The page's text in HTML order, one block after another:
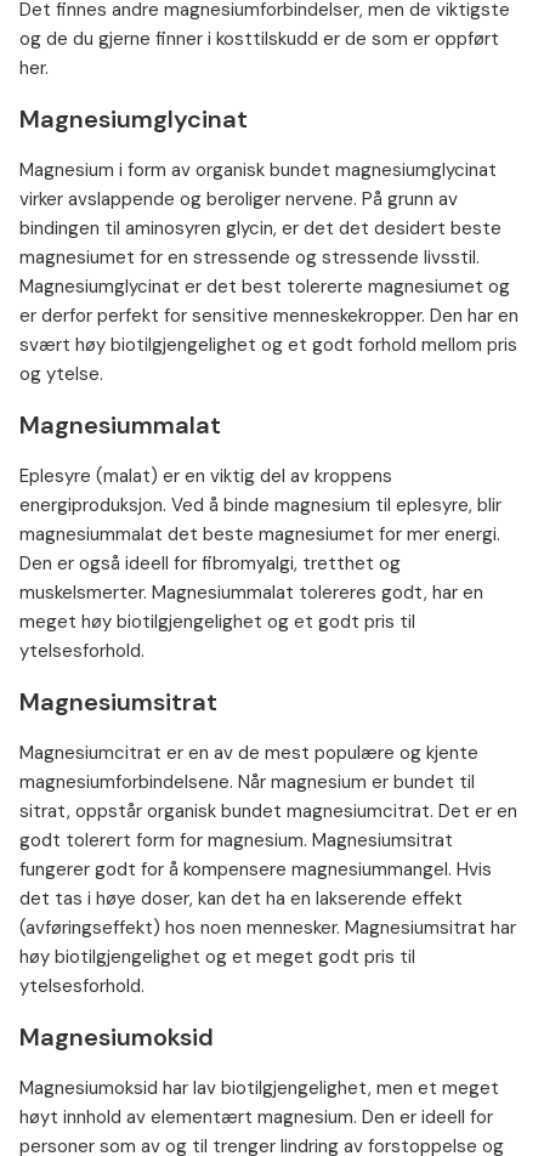
Det finnes andre magnesiumforbindelser, men de viktigste
og de du gjerne finner i kosttilskudd er de som er oppført
her.
Magnesiumglycinat
Magnesium i form av organisk bundet magnesiumglycinat
virker avslappende og beroliger nervene. På grunn av
bindingen til aminosyren glycin, er det det desidert beste
magnesiumet for en stressende og stressende livsstil.
Magnesiumglycinat er det best tolererte magnesiumet og
er derfor perfekt for sensitive menneskekropper. Den har en
svært høy biotilgjengelighet og et godt forhold mellom pris
og ytelse.
Magnesiummalat
Eplesyre (malat) er en viktig del av kroppens
energiproduksjon. Ved å binde magnesium til eplesyre, blir
magnesiummalat det beste magnesiumet for mer energi.
Den er også ideell for fibromyalgi, tretthet og
muskelsmerter. Magnesiummalat tolereres godt, har en
meget høy biotilgjengelighet og et godt pris til
ytelsesforhold.
Magnesiumsitrat
Magnesiumcitrat er en av de mest populære og kjente
magnesiumforbindelsene. Når magnesium er bundet til
sitrat, oppstår organisk bundet magnesiumcitrat. Det er en
godt tolerert form for magnesium. Magnesiumsitrat
fungerer godt for å kompensere magnesiummangel. Hvis
det tas i høye doser, kan det ha en lakserende effekt
(avføringseffekt) hos noen mennesker. Magnesiumsitrat har
høy biotilgjengelighet og et meget godt pris til
ytelsesforhold.
Magnesiumoksid
Magnesiumoksid har lav biotilgjengelighet, men et meget
høyt innhold av elementært magnesium. Den er ideell for
personer som av og til trenger lindring av forstoppelse og